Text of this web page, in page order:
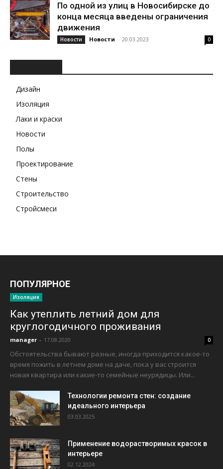
По одной из улиц в Новосибирске до
конца месяца введены ограничения
движения
Новости Новости - 20.03.2023 0
Дизайн
Изоляция
Лаки и краски
Новости
Полы
Проектирование
Стены
Строительство
Стройсмеси
ПОПУЛЯРНОЕ
Изоляция
Как утеплить летний дом для
круглогодичного проживания
manager - 17.08.2020 0
Обстоятельства бывают разные, иногда приходится какое-то
время пожить в летнем доме на даче, пока у вас строится
новая квартира или какие-то семейные неурядицы. Или...
Технологии ремонта стен: создание
идеального интерьера
03.03.2025
Применение водорастворимых красок в
интерьере
02.12.2024